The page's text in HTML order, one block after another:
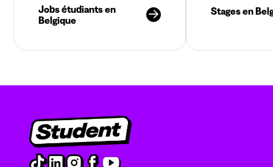
Jobs étudiants en
Belgique
Stages en